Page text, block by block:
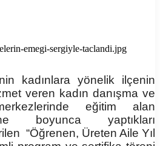
emegi-sergiyle-taclandi.jpg
kadınlara yönelik ilçenin
veren kadın danışma ve
eğitim alan
boyunca yaptıkları
“Öğrenen, Üreten Aile Yıl